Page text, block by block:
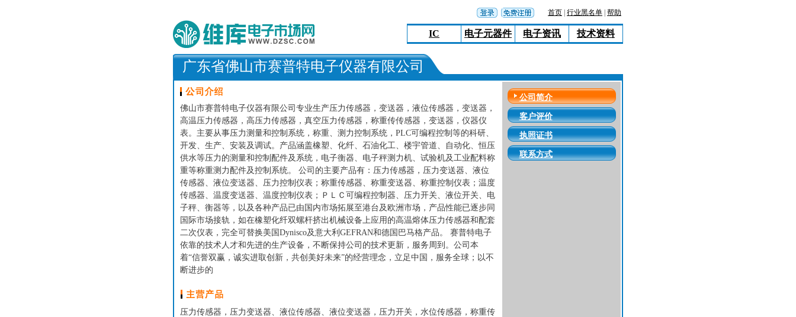
首页 行业黑名单 帮助
IC 电子元器件 电子资讯 技术资料
广东省佛山市赛普特电子仪器有限公司
佛山市赛普特电子仪器有限公司专业生产压力传感器，变送器，液位传感器，变送器，
高温压力传感器，高压力传感器，真空压力传感器，称重传传感器，变送器，仪器仪
表。主要从事压力测量和控制系统，称重、测力控制系统，PLC可编程控制等的科研、
开发、生产、安装及调试。产品涵盖橡塑、化纤、石油化工、楼宇管道、自动化、恒压
供水等压力的测量和控制配件及系统，电子衡器、电子秤测力机、试验机及工业配料称
重等称重测力配件及控制系统。 公司的主要产品有：压力传感器，压力变送器、液位
传感器、液位变送器、压力控制仪表；称重传感器、称重变送器、称重控制仪表；温度
传感器、温度变送器、温度控制仪表；ＰＬＣ可编程控制器、压力开关、液位开关、电
子秤、衡器等，以及各种产品已由国内市场拓展至港台及欧洲市场，产品性能已逐步同
国际市场接轨，如在橡塑化纤双螺杆挤出机械设备上应用的高温熔体压力传感器和配套
二次仪表，完全可替换美国Dynisco及意大利GEFRAN和德国巴马格产品。 赛普特电子
依靠的技术人才和先进的生产设备，不断保持公司的技术更新，服务周到。公司本
着“信誉双赢，诚实进取创新，共创美好未来”的经营理念，立足中国，服务全球；以不
断进步的
压力传感器，压力变送器、液位传感器、液位变送器，压力开关，水位传感器，称重传
公司简介
客户评价
执照证书
联系方式